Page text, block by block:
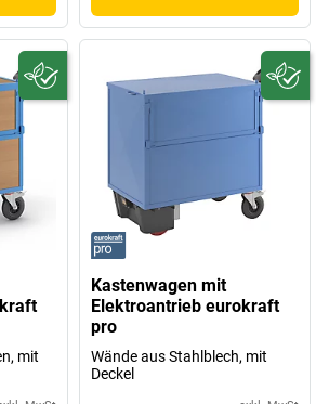
mit
Kastenwagen mit
Elektroantrieb eurokraft
pro
Wände aus Stahlblech, mit
Deckel